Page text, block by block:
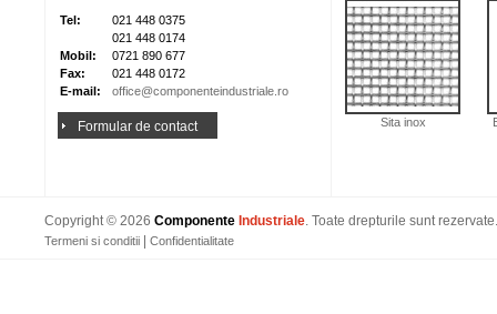
Tel:
021 448 0375
021 448 0174
Mobil:
0721 890 677
Fax:
021 448 0172
E-mail:
office@componenteindustriale.ro
Formular de contact Sita inox
Copyright © 2026 Componente Industriale . Toate drepturile sunt rezervate.
Termeni si conditii | Confidentialitate